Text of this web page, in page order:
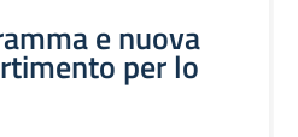
e nuova
per lo